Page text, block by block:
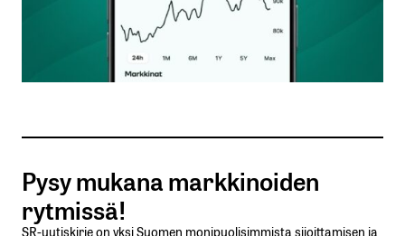
Nimesi tai nimimerkkisi
Sähköpostiosoitteesi
Tilaa SalkunRakentajan uutiskirje
Lähetä kommentti
Pysy mukana markkinoiden
rytmissä!
SR-uutiskirje on yksi Suomen monipuolisimmista sijoittamisen ja